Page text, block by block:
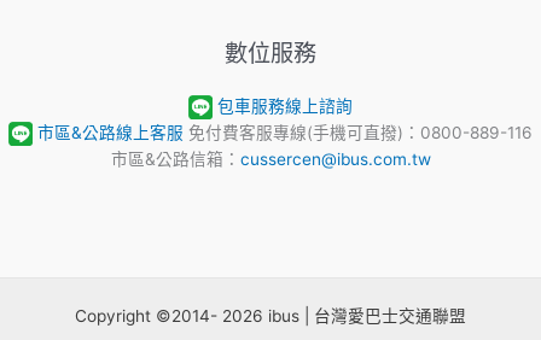
數位服務
包車服務線上諮詢
市區&公路線上客服 免付費客服專線(手機可直撥)：0800-889-116
市區&公路信箱： cussercen@ibus.com.tw
Copyright ©2014- 2026 ibus | 台灣愛巴士交通聯盟